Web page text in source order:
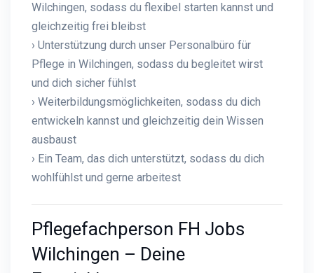
Wilchingen, sodass du flexibel starten kannst und
gleichzeitig frei bleibst
› Unterstützung durch unser Personalbüro für
Pflege in Wilchingen, sodass du begleitet wirst
und dich sicher fühlst
› Weiterbildungsmöglichkeiten, sodass du dich
entwickeln kannst und gleichzeitig dein Wissen
ausbaust
› Ein Team, das dich unterstützt, sodass du dich
wohlfühlst und gerne arbeitest
Pflegefachperson FH Jobs
Wilchingen – Deine